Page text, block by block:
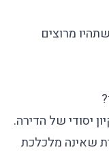
מרוצים
יסודי של הדירה.
שאינה מלכלכת